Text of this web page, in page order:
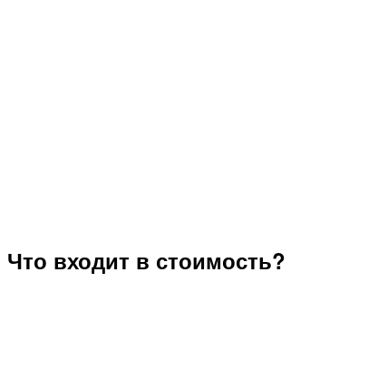
Что входит в стоимость?​